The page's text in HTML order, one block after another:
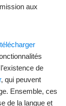
aux
télécharger
de
, qui peuvent
Ensemble, ces
de la langue et